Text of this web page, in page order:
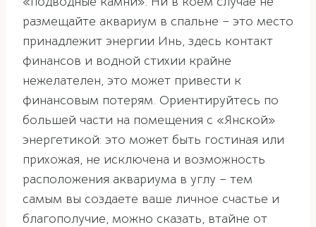
размещайте аквариум в спальне – это место
принадлежит энергии Инь, здесь контакт
финансов и водной стихии крайне
нежелателен, это может привести к
финансовым потерям. Ориентируйтесь по
большей части на помещения с «Янской»
энергетикой: это может быть гостиная или
прихожая, не исключена и возможность
расположения аквариума в углу – тем
самым вы создаете ваше личное счастье и
благополучие, можно сказать, втайне от